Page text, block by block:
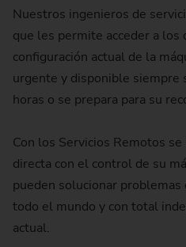
Nuestros ingenieros de
que les permite acceder a los
configuración actual de la
urgente y disponible siempre
horas o se prepara para su
Con los Servicios Remotos
directa con el control de su
pueden solucionar
todo el mundo y con total
actual.